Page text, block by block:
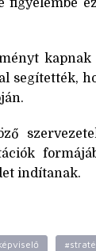
figyelembe
kapnak
segítették,
indítanak.